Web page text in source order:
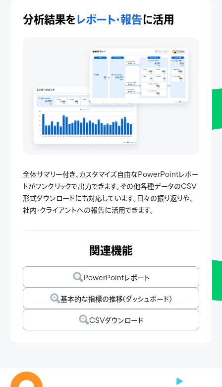
分析結果をレポート・報告に活用
全体サマリー付き、カスタマイズ自由なPowerPointレポー
トがワンクリックで出力できます。その他各種データのCSV
形式ダウンロードにも対応しています。日々の振り返りや、
社内・クライアントへの報告に活用できます。
関連機能
PowerPointレポート
基本的な指標の推移(ダッシュボード)
CSVダウンロード